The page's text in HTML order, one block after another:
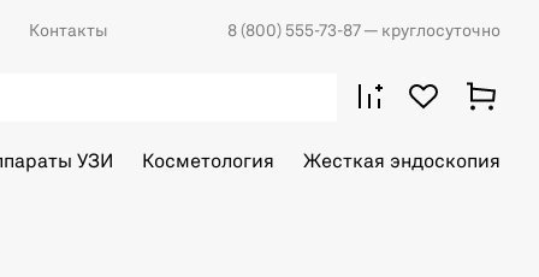
Контакты 8 (800) 555-73-87 — круглосуточно
УЗИ Косметология Жесткая эндоскопия